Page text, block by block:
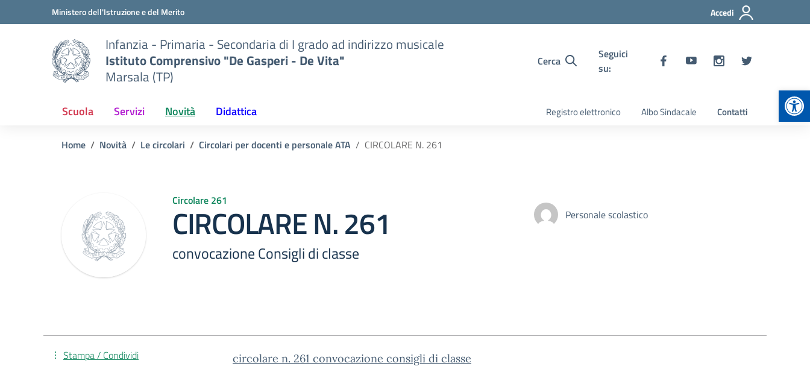
Vai ai contenuti
Vai al menu di navigazioneMinistero dell'Istruzione e del Merito Accedi
Infanzia - Primaria - Secondaria di I grado ad indirizzo musicale
Istituto Comprensivo "De Gasperi - De Vita"
Marsala (TP)
Cerca
Seguici
su:
Scuola Servizi Novità Didattica Registro elettronico Albo Sindacale Contatti
Home Novità Le circolari Circolari per docenti e personale ATA CIRCOLARE N. 261
Circolare 261
CIRCOLARE N. 261
convocazione Consigli di classe
Personale scolastico
circolare n. 261 convocazione consigli di classe
Stampa / Condividi